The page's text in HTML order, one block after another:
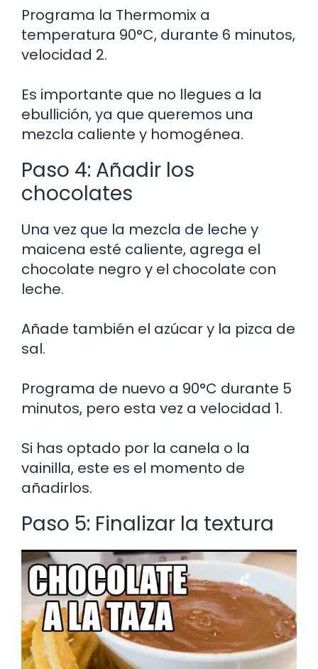
Programa la Thermomix a
temperatura 90°C, durante 6 minutos,
velocidad 2.
Es importante que no llegues a la
ebullición, ya que queremos una
mezcla caliente y homogénea.
Paso 4: Añadir los
chocolates
Una vez que la mezcla de leche y
maicena esté caliente, agrega el
chocolate negro y el chocolate con
leche.
Añade también el azúcar y la pizca de
sal.
Programa de nuevo a 90°C durante 5
minutos, pero esta vez a velocidad 1.
Si has optado por la canela o la
vainilla, este es el momento de
añadirlos.
Paso 5: Finalizar la textura